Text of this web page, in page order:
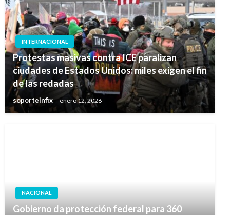
INTERNACIONAL
Protestas masivas contra ICE paralizan
ciudades de Estados Unidos: miles exigen el fin
de las redadas
soporteinfix enero 12, 2026
NACIONAL
Gobierno da protección federal para 360